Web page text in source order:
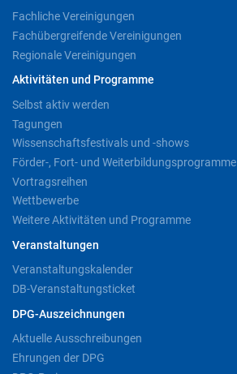
Fachliche Vereinigungen
Fachübergreifende Vereinigungen
Regionale Vereinigungen
Aktivitäten und Programme
Selbst aktiv werden
Tagungen
Wissenschaftsfestivals und -shows
Förder-, Fort- und Weiterbildungsprogramme
Vortragsreihen
Wettbewerbe
Weitere Aktivitäten und Programme
Veranstaltungen
Veranstaltungskalender
DB-Veranstaltungsticket
DPG-Auszeichnungen
Aktuelle Ausschreibungen
Ehrungen der DPG